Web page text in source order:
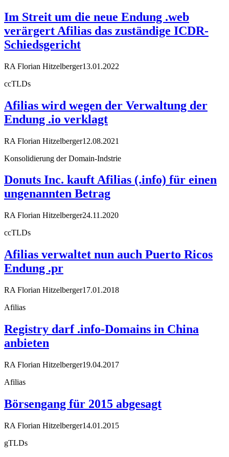
Im Streit um die neue Endung .web
verärgert Afilias das zuständige ICDR-
Schiedsgericht
RA Florian Hitzelberger13.01.2022
ccTLDs
Afilias wird wegen der Verwaltung der
Endung .io verklagt
RA Florian Hitzelberger12.08.2021
Konsolidierung der Domain-Indstrie
Donuts Inc. kauft Afilias (.info) für einen
ungenannten Betrag
RA Florian Hitzelberger24.11.2020
ccTLDs
Afilias verwaltet nun auch Puerto Ricos
Endung .pr
RA Florian Hitzelberger17.01.2018
Afilias
Registry darf .info-Domains in China
anbieten
RA Florian Hitzelberger19.04.2017
Afilias
Börsengang für 2015 abgesagt
RA Florian Hitzelberger14.01.2015
gTLDs